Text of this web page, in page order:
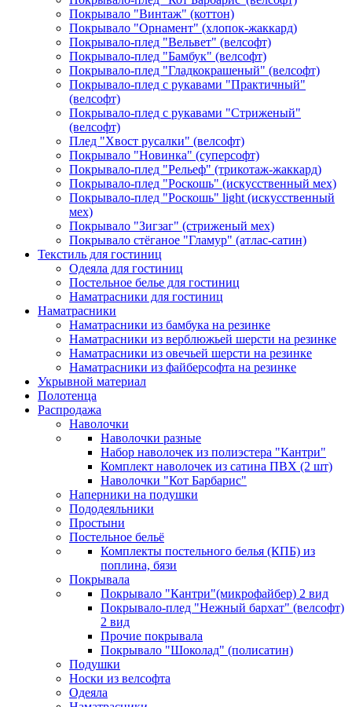
Покрывало "Винтаж" (коттон)
Покрывало "Орнамент" (хлопок-жаккард)
Покрывало-плед "Вельвет" (велсофт)
Покрывало-плед "Бамбук" (велсофт)
Покрывало-плед "Гладкокрашеный" (велсофт)
Покрывало-плед с рукавами "Практичный"
(велсофт)
Покрывало-плед с рукавами "Стриженый"
(велсофт)
Плед "Хвост русалки" (велсофт)
Покрывало "Новинка" (суперсофт)
Покрывало-плед "Рельеф" (трикотаж-жаккард)
Покрывало-плед "Роскошь" (искусственный мех)
Покрывало-плед "Роскошь" light (искусственный
мех)
Покрывало "Зигзаг" (стриженый мех)
Покрывало стёганое "Гламур" (атлас-сатин)
Текстиль для гостиниц
Одеяла для гостиниц
Постельное белье для гостиниц
Наматрасники для гостиниц
Наматрасники
Наматрасники из бамбука на резинке
Наматрасники из верблюжьей шерсти на резинке
Наматрасники из овечьей шерсти на резинке
Наматрасники из файберсофта на резинке
Укрывной материал
Полотенца
Распродажа
Наволочки
Наволочки разные
Набор наволочек из полиэстера "Кантри"
Комплект наволочек из сатина ПВХ (2 шт)
Наволочки "Кот Барбарис"
Наперники на подушки
Пододеяльники
Простыни
Постельное бельё
Комплекты постельного белья (КПБ) из
поплина, бязи
Покрывала
Покрывало "Кантри"(микрофайбер) 2 вид
Покрывало-плед "Нежный бархат" (велсофт)
2 вид
Прочие покрывала
Покрывало "Шоколад" (полисатин)
Подушки
Носки из велсофта
Одеяла